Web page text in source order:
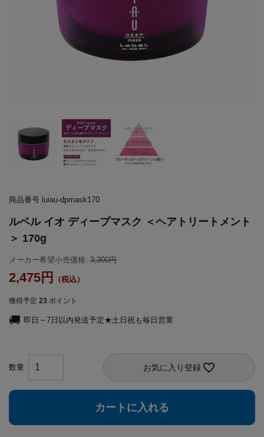
商品番号 luiau-dpmask170
ルベル イオ ディープマスク ＜ヘアトリートメント
＞ 170g
メーカー希望小売価格: 3,300
2,475
獲得予定 23 ポイント
即日～7日以内発送予定★土日祝も毎日営業
お気に入り登録
カートに入れる